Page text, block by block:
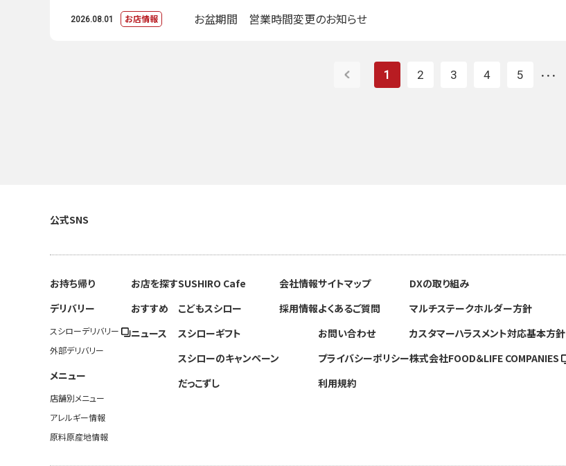
2026.08.01 お店情報 お盆期間 営業時間変更のお知らせ
1 2 3 4 5 ・・・
公式SNS
お持ち帰り
デリバリー
スシローデリバリー
外部デリバリー
メニュー
店舗別メニュー
アレルギー情報
原料原産地情報
お店を探す
おすすめ
ニュース
SUSHIRO Cafe
こどもスシロー
スシローギフト
スシローのキャンペーン
だっこずし
会社情報
採用情報
サイトマップ
よくあるご質問
お問い合わせ
プライバシーポリシー
利用規約
DXの取り組み
マルチステークホルダー方針
カスタマーハラスメント対応基本方針
株式会社FOOD＆LIFE COMPANIES